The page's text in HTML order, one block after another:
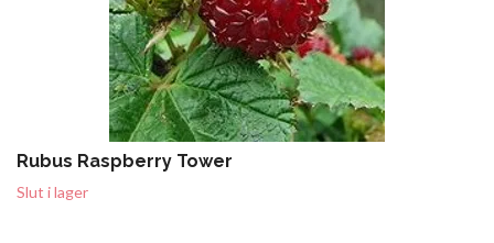
Rubus Raspberry Tower
Slut i lager